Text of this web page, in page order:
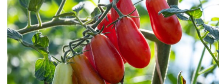
claves
de
un
cultivo
en
alza